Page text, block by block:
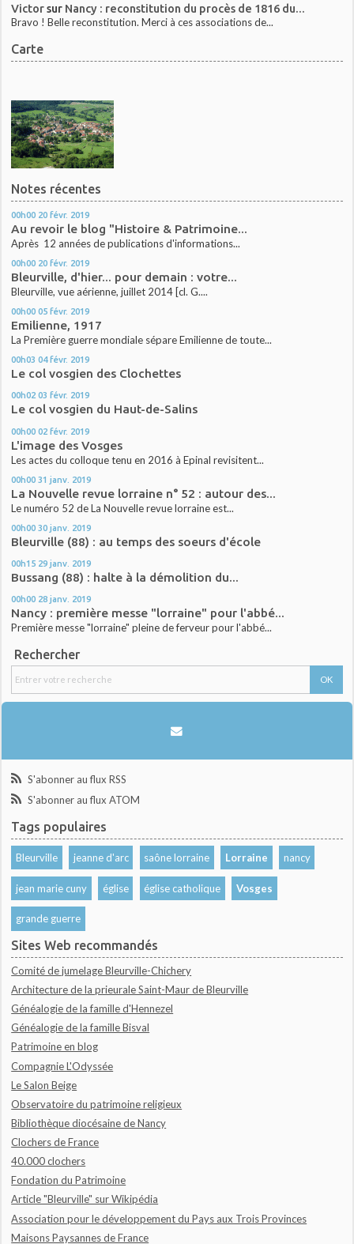
Victorsur Nancy : reconstitution du procès de 1816 du...
Bravo ! Belle reconstitution. Merci à ces associations de...
Carte
Notes récentes
00h00 20 févr. 2019
Au revoir le blog "Histoire & Patrimoine...
Après 12 années de publications d'informations...
00h00 20 févr. 2019
Bleurville, d'hier... pour demain : votre...
Bleurville, vue aérienne, juillet 2014 [cl. G....
00h00 05 févr. 2019
Emilienne, 1917
La Première guerre mondiale sépare Emilienne de toute...
00h03 04 févr. 2019
Le col vosgien des Clochettes
00h02 03 févr. 2019
Le col vosgien du Haut-de-Salins
00h00 02 févr. 2019
L'image des Vosges
Les actes du colloque tenu en 2016 à Epinal revisitent...
00h00 31 janv. 2019
La Nouvelle revue lorraine n° 52 : autour des...
Le numéro 52 de La Nouvelle revue lorraine est...
00h00 30 janv. 2019
Bleurville (88) : au temps des soeurs d'école
00h15 29 janv. 2019
Bussang (88) : halte à la démolition du...
00h00 28 janv. 2019
Nancy : première messe "lorraine" pour l'abbé...
Première messe "lorraine" pleine de ferveur pour l'abbé...
Rechercher
S'abonner au flux RSS
S'abonner au flux ATOM
Tags populaires
Bleurville jeanne d'arc saône lorraine Lorraine nancy
jean marie cuny église église catholique Vosges
grande guerre
Sites Web recommandés
Comité de jumelage Bleurville-Chichery
Architecture de la prieurale Saint-Maur de Bleurville
Généalogie de la famille d'Hennezel
Généalogie de la famille Bisval
Patrimoine en blog
Compagnie L'Odyssée
Le Salon Beige
Observatoire du patrimoine religieux
Bibliothèque diocésaine de Nancy
Clochers de France
40.000 clochers
Fondation du Patrimoine
Article "Bleurville" sur Wikipédia
Association pour le développement du Pays aux Trois Provinces
Maisons Paysannes de France